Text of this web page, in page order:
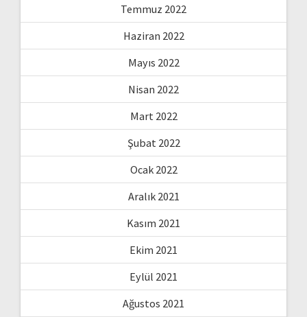
Temmuz 2022
Haziran 2022
Mayıs 2022
Nisan 2022
Mart 2022
Şubat 2022
Ocak 2022
Aralık 2021
Kasım 2021
Ekim 2021
Eylül 2021
Ağustos 2021